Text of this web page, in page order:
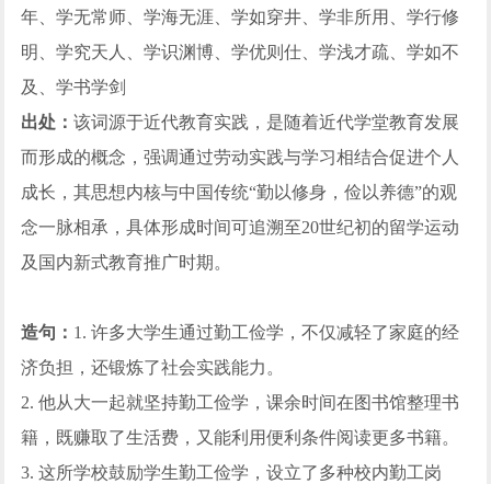
年、学无常师、学海无涯、学如穿井、学非所用、学行修
明、学究天人、学识渊博、学优则仕、学浅才疏、学如不
及、学书学剑
出处：该词源于近代教育实践，是随着近代学堂教育发展
而形成的概念，强调通过劳动实践与学习相结合促进个人
成长，其思想内核与中国传统“勤以修身，俭以养德”的观
念一脉相承，具体形成时间可追溯至20世纪初的留学运动
及国内新式教育推广时期。
造句： 1. 许多大学生通过勤工俭学，不仅减轻了家庭的经
济负担，还锻炼了社会实践能力。
2. 他从大一起就坚持勤工俭学，课余时间在图书馆整理书
籍，既赚取了生活费，又能利用便利条件阅读更多书籍。
3. 这所学校鼓励学生勤工俭学，设立了多种校内勤工岗